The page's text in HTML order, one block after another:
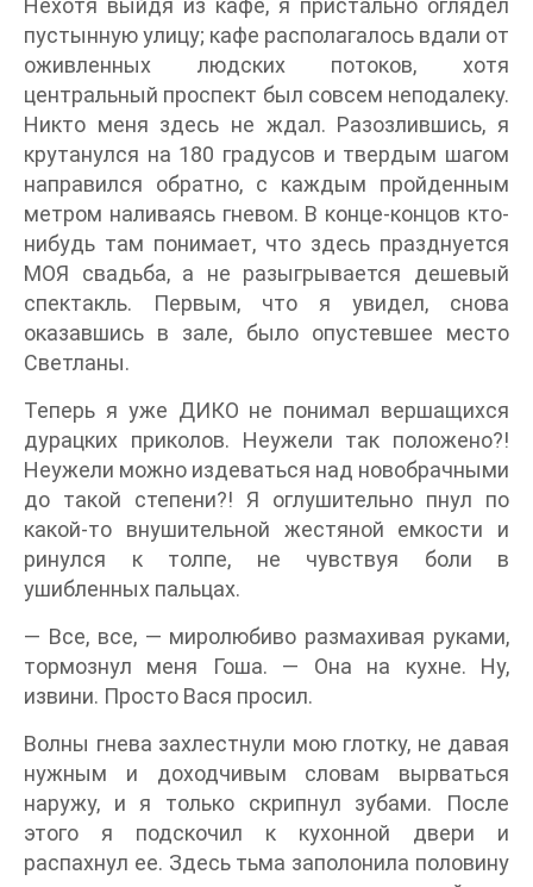
Нехотя выйдя из кафе, я пристально оглядел
пустынную улицу; кафе располагалось вдали от
оживленных людских потоков, хотя
центральный проспект был совсем неподалеку.
Никто меня здесь не ждал. Разозлившись, я
крутанулся на 180 градусов и твердым шагом
направился обратно, с каждым пройденным
метром наливаясь гневом. В конце-концов кто-
нибудь там понимает, что здесь празднуется
МОЯ свадьба, а не разыгрывается дешевый
спектакль. Первым, что я увидел, снова
оказавшись в зале, было опустевшее место
Светланы.
Теперь я уже ДИКО не понимал вершащихся
дурацких приколов. Неужели так положено?!
Неужели можно издеваться над новобрачными
до такой степени?! Я оглушительно пнул по
какой-то внушительной жестяной емкости и
ринулся к толпе, не чувствуя боли в
ушибленных пальцах.
— Все, все, — миролюбиво размахивая руками,
тормознул меня Гоша. — Она на кухне. Ну,
извини. Просто Вася просил.
Волны гнева захлестнули мою глотку, не давая
нужным и доходчивым словам вырваться
наружу, и я только скрипнул зубами. После
этого я подскочил к кухонной двери и
распахнул ее. Здесь тьма заполонила половину